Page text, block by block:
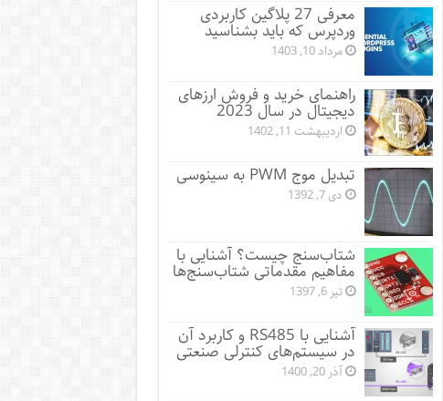
معرفی 27 پلاگین کاربردی
وردپرس که باید بشناسید
مرداد 10, 1403
راهنمای خرید و فروش ارزهای
دیجیتال در سال 2023
اردیبهشت 11, 1402
تبدیل موج PWM به سینوسی
دی 7, 1392
شتاب‌سنج چیست؟ آشنایی با
مفاهیم مقدماتی شتاب‌سنج‌ها
تیر 6, 1397
آشنایی با RS485 و کاربرد آن
در سیستم‌‌های کنترلی صنعتی
آذر 20, 1400